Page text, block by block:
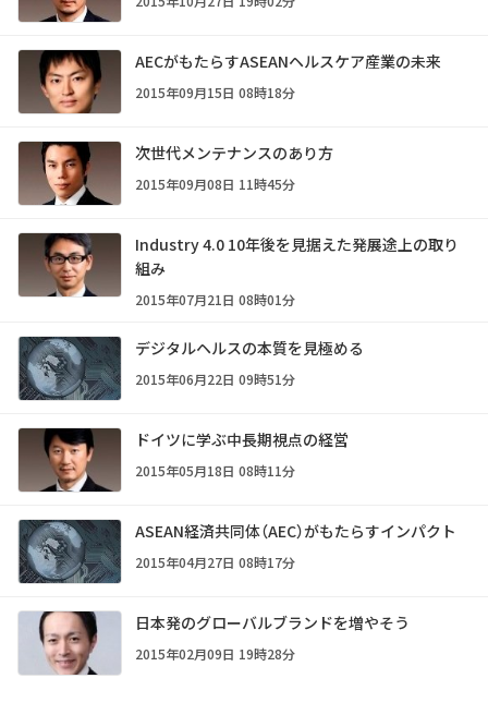
AECがもたらすASEANヘルスケア産業の未来
2015年09月15日 08時18分
次世代メンテナンスのあり方
2015年09月08日 11時45分
Industry 4.0 10年後を見据えた発展途上の取り
組み
2015年07月21日 08時01分
デジタルヘルスの本質を見極める
2015年06月22日 09時51分
ドイツに学ぶ中長期視点の経営
2015年05月18日 08時11分
ASEAN経済共同体（AEC）がもたらすインパクト
2015年04月27日 08時17分
日本発のグローバルブランドを増やそう
2015年02月09日 19時28分